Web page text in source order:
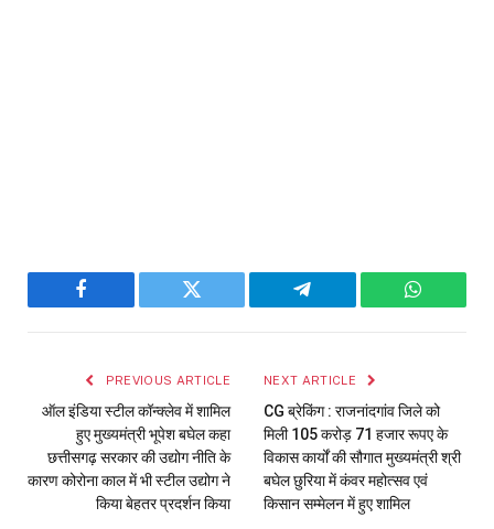
Facebook Twitter Telegram
PREVIOUS ARTICLE
ऑल इंडिया स्टील कॉन्क्लेव में शामिल
हुए मुख्यमंत्री भूपेश बघेल कहा
छत्तीसगढ़ सरकार की उद्योग नीति के
कारण कोरोना काल में भी स्टील उद्योग ने
किया बेहतर प्रदर्शन किया
NEXT ARTICLE
CG ब्रेकिंग : राजनांदगांव जिले को
मिली 105 करोड़ 71 हजार रूपए के
विकास कार्यों की सौगात मुख्यमंत्री श्री
बघेल छुरिया में कंवर महोत्सव एवं
किसान सम्मेलन में हुए शामिल